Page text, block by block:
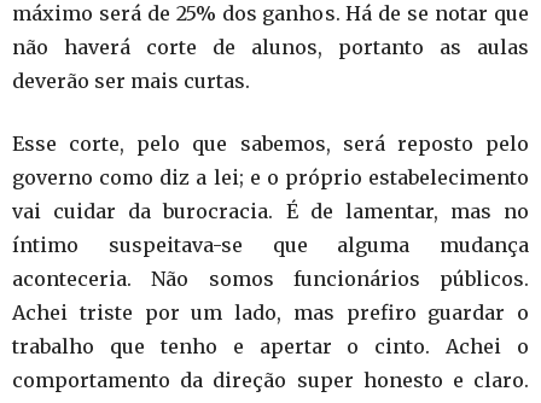
máximo será de 25% dos ganhos. Há de se notar que
não haverá corte de alunos, portanto as aulas
deverão ser mais curtas.
Esse corte, pelo que sabemos, será reposto pelo
governo como diz a lei; e o próprio estabelecimento
vai cuidar da burocracia. É de lamentar, mas no
íntimo suspeitava-se que alguma mudança
aconteceria. Não somos funcionários públicos.
Achei triste por um lado, mas prefiro guardar o
trabalho que tenho e apertar o cinto. Achei o
comportamento da direção super honesto e claro.